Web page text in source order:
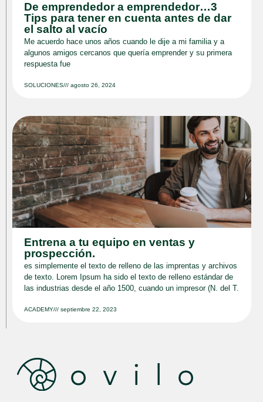
De emprendedor a emprendedor…3
Tips para tener en cuenta antes de dar
el salto al vacío
Me acuerdo hace unos años cuando le dije a mi familia y a
algunos amigos cercanos que quería emprender y su primera
respuesta fue
SOLUCIONES/// agosto 26, 2024
Entrena a tu equipo en ventas y
prospección.
es simplemente el texto de relleno de las imprentas y archivos
de texto. Lorem Ipsum ha sido el texto de relleno estándar de
las industrias desde el año 1500, cuando un impresor (N. del T.
ACADEMY/// septiembre 22, 2023